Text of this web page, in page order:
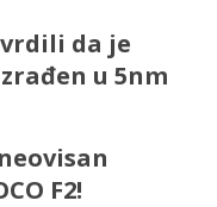
da je
u 5nm
F2!